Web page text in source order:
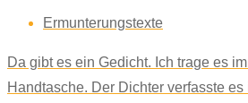
Ermunterungstexte
Da gibt es ein Gedicht. Ich trage es
Handtasche. Der Dichter verfasste